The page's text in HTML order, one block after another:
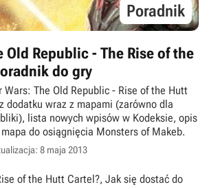
Poradnik
Old Republic - The Rise of the
do gry
Wars: The Old Republic - Rise of the Hutt
dodatku wraz z mapami (zarówno dla
lista nowych wpisów w Kodeksie, opis
do osiągnięcia Monsters of Makeb.
8 maja 2013
of the Hutt Cartel?, Jak się dostać do